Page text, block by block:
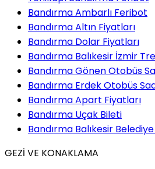
Bandırma Ambarlı Feribot
Bandırma Altın Fiyatları
Bandırma Dolar Fiyatları
Bandırma Balıkesir İzmir
Bandırma Gönen Otobüs
Bandırma Erdek Otobüs
Bandırma Apart Fiyatları
Bandırma Uçak Bileti
Bandırma Balıkesir
GEZİ VE KONAKLAMA